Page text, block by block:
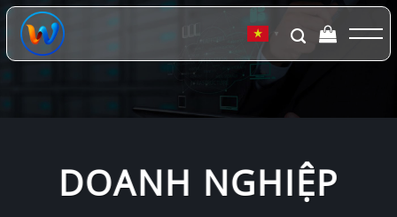
Chuyển
đến
dung
▼
DOANH NGHIỆP